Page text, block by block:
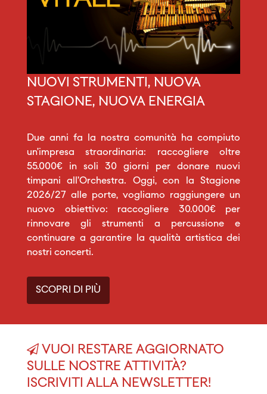
NUOVI STRUMENTI, NUOVA
STAGIONE, NUOVA ENERGIA
Due anni fa la nostra comunità ha compiuto
un’impresa straordinaria: raccogliere oltre
55.000€ in soli 30 giorni per donare nuovi
timpani all’Orchestra. Oggi, con la Stagione
2026/27 alle porte, vogliamo raggiungere un
nuovo obiettivo: raccogliere 30.000€ per
rinnovare gli strumenti a percussione e
continuare a garantire la qualità artistica dei
nostri concerti.
SCOPRI DI PIÙ
VUOI RESTARE AGGIORNATO
SULLE NOSTRE ATTIVITÀ?
ISCRIVITI ALLA NEWSLETTER!